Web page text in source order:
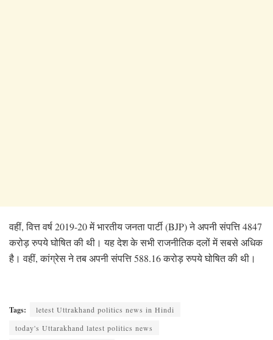
वहीं, वित्त वर्ष 2019-20 में भारतीय जनता पार्टी (BJP) ने अपनी संपत्ति 4847
करोड़ रुपये घोषित की थी। यह देश के सभी राजनीतिक दलों में सबसे अधिक
है। वहीं, कांग्रेस ने तब अपनी संपत्ति 588.16 करोड़ रुपये घोषित की थी।
Tags:
letest Uttrakhand politics news in Hindi
today's Uttarakhand latest politics news